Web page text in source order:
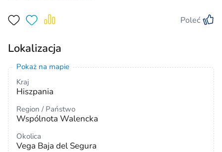
Poleć
Lokalizacja
Pokaż na mapie
Kraj
Hiszpania
Region / Państwo
Wspólnota Walencka
Okolica
Vega Baja del Segura